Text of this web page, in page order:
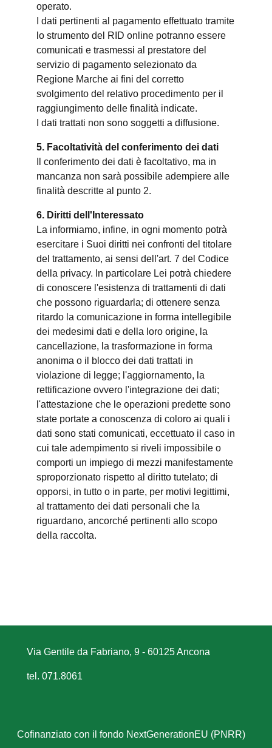
operato.
I dati pertinenti al pagamento effettuato tramite
lo strumento del RID online potranno essere
comunicati e trasmessi al prestatore del
servizio di pagamento selezionato da
Regione Marche ai fini del corretto
svolgimento del relativo procedimento per il
raggiungimento delle finalità indicate.
I dati trattati non sono soggetti a diffusione.
5. Facoltatività del conferimento dei dati
Il conferimento dei dati è facoltativo, ma in
mancanza non sarà possibile adempiere alle
finalità descritte al punto 2.
6. Diritti dell'Interessato
La informiamo, infine, in ogni momento potrà
esercitare i Suoi diritti nei confronti del titolare
del trattamento, ai sensi dell'art. 7 del Codice
della privacy. In particolare Lei potrà chiedere
di conoscere l'esistenza di trattamenti di dati
che possono riguardarla; di ottenere senza
ritardo la comunicazione in forma intellegibile
dei medesimi dati e della loro origine, la
cancellazione, la trasformazione in forma
anonima o il blocco dei dati trattati in
violazione di legge; l'aggiornamento, la
rettificazione ovvero l'integrazione dei dati;
l'attestazione che le operazioni predette sono
state portate a conoscenza di coloro ai quali i
dati sono stati comunicati, eccettuato il caso in
cui tale adempimento si riveli impossibile o
comporti un impiego di mezzi manifestamente
sproporzionato rispetto al diritto tutelato; di
opporsi, in tutto o in parte, per motivi legittimi,
al trattamento dei dati personali che la
riguardano, ancorché pertinenti allo scopo
della raccolta.
Via Gentile da Fabriano, 9 - 60125 Ancona
tel. 071.8061
Cofinanziato con il fondo NextGenerationEU (PNRR)